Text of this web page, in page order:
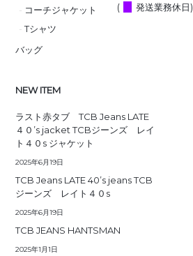
コーチジャケット
Tシャツ
バッグ
(
発送業務休日)
NEW ITEM
ラスト赤タブ TCB Jeans LATE
４０’s jacket TCBジーンズ レイ
ト４０s ジャケット
2025年6月19日
TCB Jeans LATE 40’s jeans TCB
ジーンズ レイト４０s
2025年6月19日
TCB JEANS HANTSMAN
2025年1月1日